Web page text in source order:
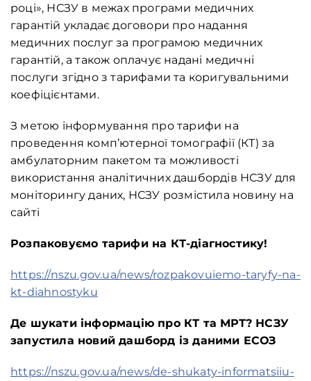
році», НСЗУ в межах програми медичних
гарантій укладає договори про надання
медичних послуг за програмою медичних
гарантій, а також оплачує надані медичні
послуги згідно з тарифами та коригувальними
коефіцієнтами.
З метою інформування про тарифи на
проведення комп’ютерної томографії (КТ) за
амбулаторним пакетом та можливості
використання аналітичних дашбордів НСЗУ для
моніторингу даних, НСЗУ розмістила новину на
сайті
Розпаковуємо тарифи на КТ-діагностику!
https://nszu.gov.ua/news/rozpakovuiemo-taryfy-na-
kt-diahnostyku
Де шукати інформацію про КТ та МРТ? НСЗУ
запустила новий дашборд із даними ЕСОЗ
https://nszu.gov.ua/news/de-shukaty-informatsiiu-